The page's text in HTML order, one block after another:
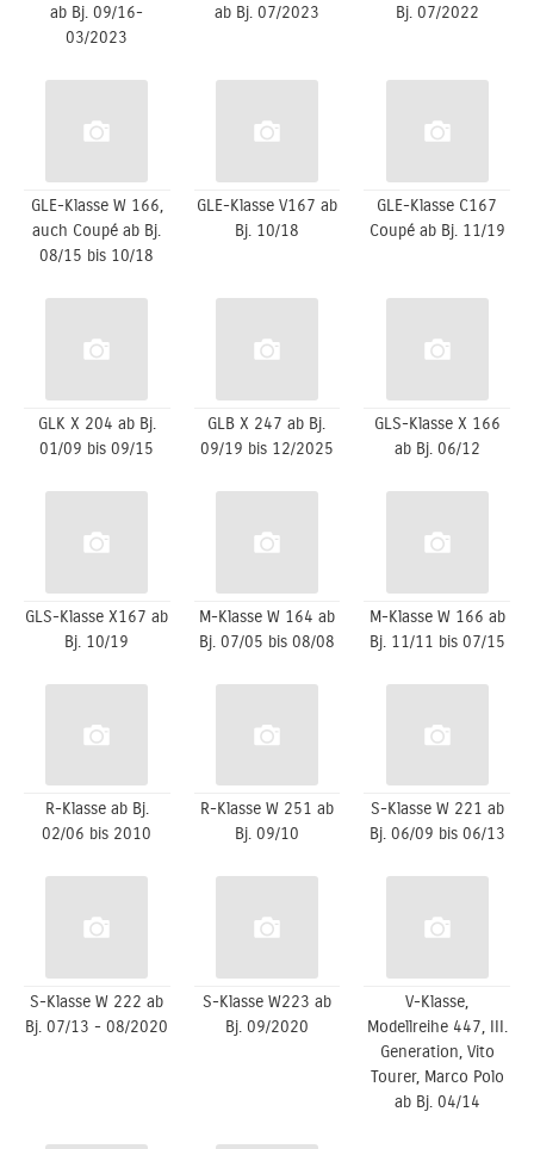
ab Bj. 09/16-
03/2023
ab Bj. 07/2023
Bj. 07/2022
GLE-Klasse W 166,
auch Coupé ab Bj.
08/15 bis 10/18
GLE-Klasse V167 ab
Bj. 10/18
GLE-Klasse C167
Coupé ab Bj. 11/19
GLK X 204 ab Bj.
01/09 bis 09/15
GLB X 247 ab Bj.
09/19 bis 12/2025
GLS-Klasse X 166
ab Bj. 06/12
GLS-Klasse X167 ab
Bj. 10/19
M-Klasse W 164 ab
Bj. 07/05 bis 08/08
M-Klasse W 166 ab
Bj. 11/11 bis 07/15
R-Klasse ab Bj.
02/06 bis 2010
R-Klasse W 251 ab
Bj. 09/10
S-Klasse W 221 ab
Bj. 06/09 bis 06/13
S-Klasse W 222 ab
Bj. 07/13 - 08/2020
S-Klasse W223 ab
Bj. 09/2020
V-Klasse,
Modellreihe 447, III.
Generation, Vito
Tourer, Marco Polo
ab Bj. 04/14